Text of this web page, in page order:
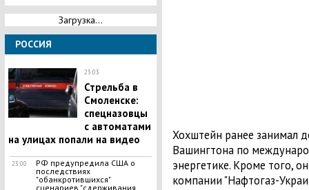
Загрузка...
РОССИЯ
23:03
Стрельба в
Смоленске:
спецназовцы
с автоматами
на улицах попали на видео
23:00
РФ предупредила США о
последствиях
"обанкротившихся"
сценариев "сдерживания
Хохштейн ранее занимал
Вашингтона по
энергетике. Кроме того,
компании "Нафтогаз-